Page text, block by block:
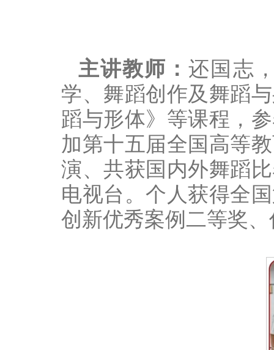
主讲教师：还国志
学、舞蹈创作及舞蹈
蹈与形体》等课程，
加第十五届全国高等
演、共获国内外舞蹈
电视台。个人获得全
创新优秀案例二等奖